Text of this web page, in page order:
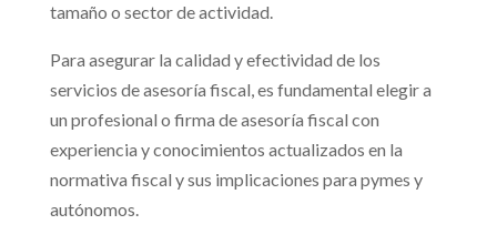
tamaño o sector de actividad.
Para asegurar la calidad y efectividad de los
servicios de asesoría fiscal, es fundamental elegir a
un profesional o firma de asesoría fiscal con
experiencia y conocimientos actualizados en la
normativa fiscal y sus implicaciones para pymes y
autónomos.